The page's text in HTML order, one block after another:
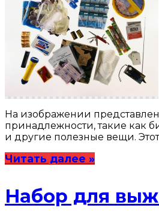
На изображении
принадлежности, такие как
и другие полезные вещи.
Читать далее »
Набор для